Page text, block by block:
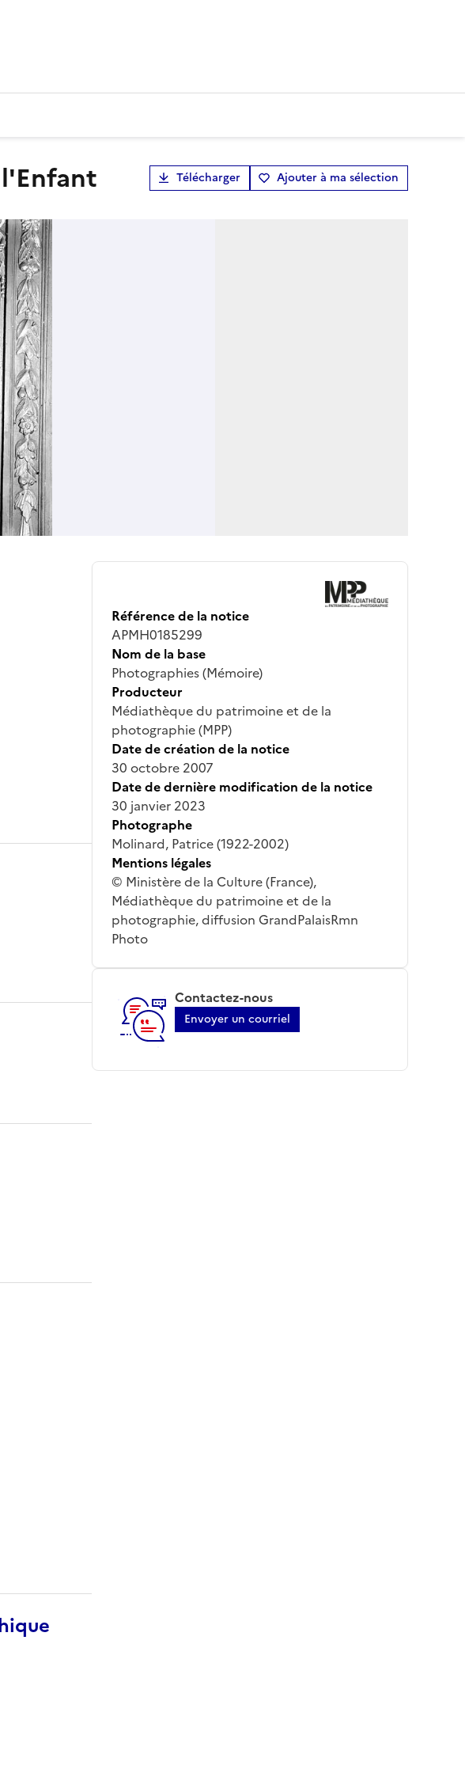
Télécharger Ajouter à ma sélection
Référence de la notice
APMH0185299
Nom de la base
Photographies (Mémoire)
Producteur
Médiathèque du patrimoine et de la
photographie (MPP)
Date de création de la notice
30 octobre 2007
Date de dernière modification de la notice
30 janvier 2023
Photographe
Molinard, Patrice (1922-2002)
Mentions légales
© Ministère de la Culture (France),
Médiathèque du patrimoine et de la
photographie, diffusion GrandPalaisRmn
Photo
Contactez-nous
Envoyer un courriel